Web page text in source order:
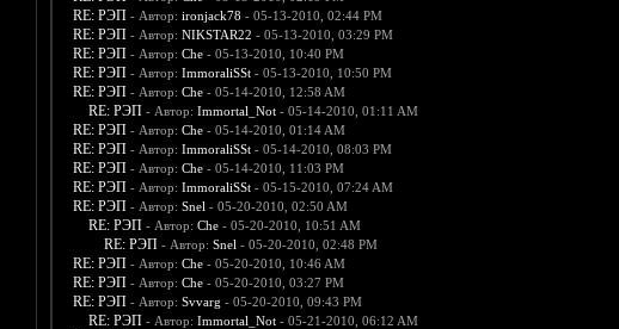
RE: РЭП - Автор: ironjack78 - 05-13-2010, 02:44 PM
RE: РЭП - Автор: NIKSTAR22 - 05-13-2010, 03:29 PM
RE: РЭП - Автор: Che- 05-13-2010, 10:40 PM
RE: РЭП - Автор: ImmoraliSSt- 05-13-2010, 10:50 PM
RE: РЭП - Автор: Che- 05-14-2010, 12:58 AM
RE: РЭП - Автор: Immortal_Not- 05-14-2010, 01:11 AM
RE: РЭП - Автор: Che- 05-14-2010, 01:14 AM
RE: РЭП - Автор: ImmoraliSSt- 05-14-2010, 08:03 PM
RE: РЭП - Автор: Che- 05-14-2010, 11:03 PM
RE: РЭП - Автор: ImmoraliSSt- 05-15-2010, 07:24 AM
RE: РЭП - Автор: Snel - 05-20-2010, 02:50 AM
RE: РЭП - Автор: Che- 05-20-2010, 10:51 AM
RE: РЭП - Автор: Snel - 05-20-2010, 02:48 PM
RE: РЭП - Автор: Che- 05-20-2010, 10:46 AM
RE: РЭП - Автор: Che- 05-20-2010, 03:27 PM
RE: РЭП - Автор: Svvarg - 05-20-2010, 09:43 PM
RE: РЭП - Автор: Immortal_Not- 05-21-2010, 06:12 AM